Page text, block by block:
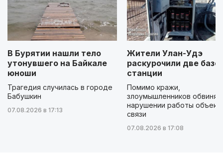
В Бурятии нашли тело
утонувшего на Байкале
юноши
Трагедия случилась в городе
Бабушкин
07.08.2026 в 17:13
Жители Улан-Удэ
раскурочили две
станции
Помимо кражи,
злоумышленников
нарушении работы
связи
07.08.2026 в 17:08